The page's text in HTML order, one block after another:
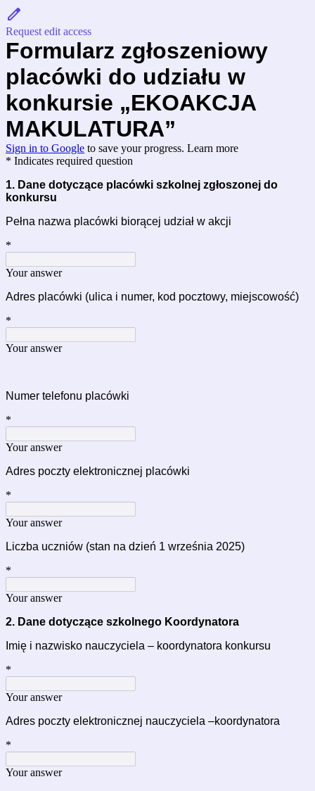
Request edit access
Formularz zgłoszeniowy
placówki do udziału w
konkursie „EKOAKCJA
MAKULATURA”
Sign in to Google to save your progress. Learn more
* Indicates required question
1. Dane dotyczące placówki szkolnej zgłoszonej do
konkursu
Pełna nazwa placówki biorącej udział w akcji
*
Your answer
Adres placówki (ulica i numer, kod pocztowy, miejscowość)
*
Your answer
Numer telefonu placówki
*
Your answer
Adres poczty elektronicznej placówki
*
Your answer
Liczba uczniów (stan na dzień 1 września 2025)
*
Your answer
2. Dane dotyczące szkolnego Koordynatora
Imię i nazwisko nauczyciela – koordynatora konkursu
*
Your answer
Adres poczty elektronicznej nauczyciela –koordynatora
*
Your answer